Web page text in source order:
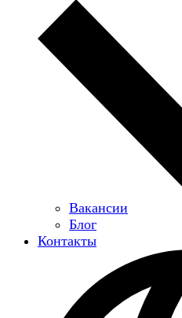
Вакансии
Блог
Контакты